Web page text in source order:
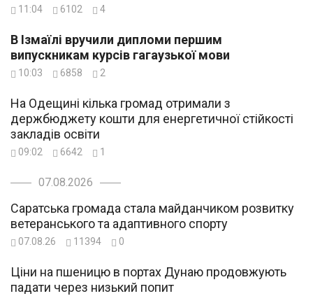
11:04 6102 4
В Ізмаїлі вручили дипломи першим
випускникам курсів гагаузької мови
10:03 6858 2
На Одещині кілька громад отримали з
держбюджету кошти для енергетичної стійкості
закладів освіти
09:02 6642 1
07.08.2026
Саратська громада стала майданчиком розвитку
ветеранського та адаптивного спорту
07.08.26 11394 0
Ціни на пшеницю в портах Дунаю продовжують
падати через низький попит